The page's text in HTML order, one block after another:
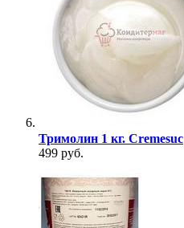
Тримолин 1 кг. Cremesuc
499 руб.